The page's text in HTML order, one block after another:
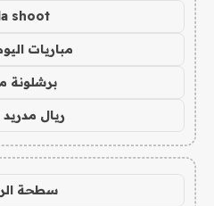
shoot
مباريات
برشلونة
ريال
سطحة